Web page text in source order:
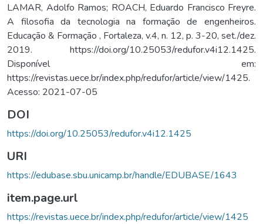
LAMAR, Adolfo Ramos; ROACH, Eduardo Francisco Freyre.
A filosofia da tecnologia na formação de engenheiros.
Educação & Formação , Fortaleza, v.4, n. 12, p. 3-20, set./dez.
2019. https://doi.org/10.25053/redufor.v4i12.1425.
Disponível em:
https://revistas.uece.br/index.php/redufor/article/view/1425.
Acesso: 2021-07-05
DOI
https://doi.org/10.25053/redufor.v4i12.1425
URI
https://edubase.sbu.unicamp.br/handle/EDUBASE/1643
item.page.url
https://revistas.uece.br/index.php/redufor/article/view/1425